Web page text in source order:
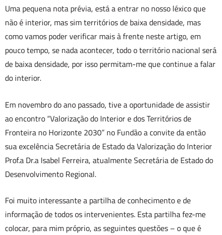
Uma pequena nota prévia, está a entrar no nosso léxico que
não é interior, mas sim territórios de baixa densidade, mas
como vamos poder verificar mais à frente neste artigo, em
pouco tempo, se nada acontecer, todo o território nacional será
de baixa densidade, por isso permitam-me que continue a falar
do interior.
Em novembro do ano passado, tive a oportunidade de assistir
ao encontro “Valorização do Interior e dos Territórios de
Fronteira no Horizonte 2030” no Fundão a convite da então
sua excelência Secretária de Estado da Valorização do Interior
Prof.a Dr.a Isabel Ferreira, atualmente Secretária de Estado do
Desenvolvimento Regional.
Foi muito interessante a partilha de conhecimento e de
informação de todos os intervenientes. Esta partilha fez-me
colocar, para mim próprio, as seguintes questões – o que é